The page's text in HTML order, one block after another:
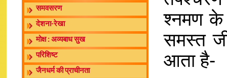
समवसरण
देशना-रेखा
मोक्ष : अव्यबाध सुख
परिशिष्ट
जैनधर्म की प्राचीनता
श्नमण के
समस्त
आता है-